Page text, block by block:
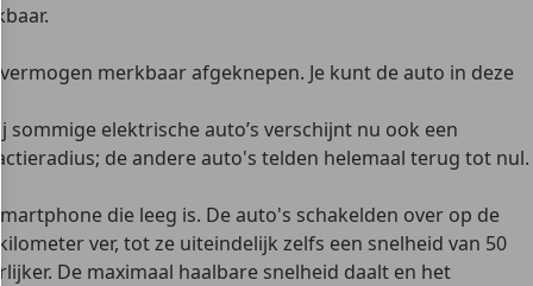
merkbaar afgeknepen. Je kunt de auto in deze
elektrische auto’s verschijnt nu ook een
de andere auto's telden helemaal terug tot nul.
die leeg is. De auto's schakelden over op de
ver, tot ze uiteindelijk zelfs een snelheid van 50
De maximaal haalbare snelheid daalt en het